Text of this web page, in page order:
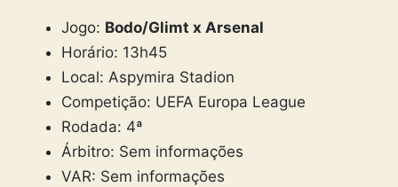
Jogo: Bodo/Glimt x Arsenal
Horário: 13h45
Local: Aspymira Stadion
Competição: UEFA Europa League
Rodada: 4ª
Árbitro: Sem informações
VAR: Sem informações